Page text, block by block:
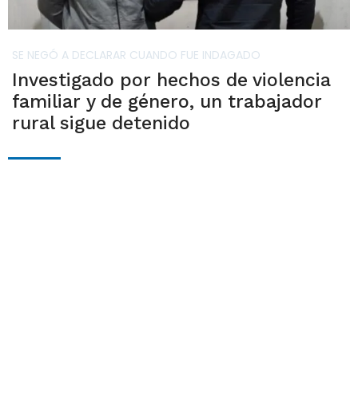
SE NEGÓ A DECLARAR CUANDO FUE INDAGADO
Investigado por hechos de violencia
familiar y de género, un trabajador
rural sigue detenido